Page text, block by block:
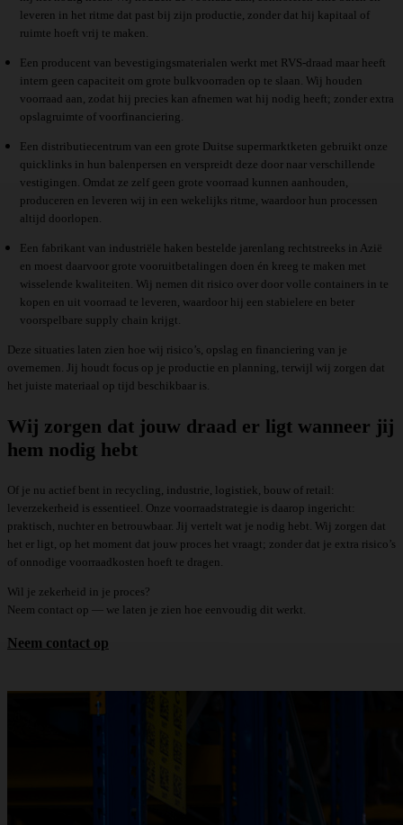
leveren in het ritme dat past bij zijn productie, zonder dat hij kapitaal of
ruimte hoeft vrij te maken.
Een producent van bevestigingsmaterialen werkt met RVS-draad maar heeft
intern geen capaciteit om grote bulkvoorraden op te slaan. Wij houden
voorraad aan, zodat hij precies kan afnemen wat hij nodig heeft; zonder extra
opslagruimte of voorfinanciering.
Een distributiecentrum van een grote Duitse supermarktketen gebruikt onze
quicklinks in hun balenpersen en verspreidt deze door naar verschillende
vestigingen. Omdat ze zelf geen grote voorraad kunnen aanhouden,
produceren en leveren wij in een wekelijks ritme, waardoor hun processen
altijd doorlopen.
Een fabrikant van industriële haken bestelde jarenlang rechtstreeks in Azië
en moest daarvoor grote vooruitbetalingen doen én kreeg te maken met
wisselende kwaliteiten. Wij nemen dit risico over door volle containers in te
kopen en uit voorraad te leveren, waardoor hij een stabielere en beter
voorspelbare supply chain krijgt.
Deze situaties laten zien hoe wij risico’s, opslag en financiering van je
overnemen. Jij houdt focus op je productie en planning, terwijl wij zorgen dat
het juiste materiaal op tijd beschikbaar is.
Wij zorgen dat jouw draad er ligt wanneer jij
hem nodig hebt
Of je nu actief bent in recycling, industrie, logistiek, bouw of retail:
leverzekerheid is essentieel. Onze voorraadstrategie is daarop ingericht:
praktisch, nuchter en betrouwbaar. Jij vertelt wat je nodig hebt. Wij zorgen dat
het er ligt, op het moment dat jouw proces het vraagt; zonder dat je extra risico’s
of onnodige voorraadkosten hoeft te dragen.
Wil je zekerheid in je proces?
Neem contact op — we laten je zien hoe eenvoudig dit werkt.
Neem contact op